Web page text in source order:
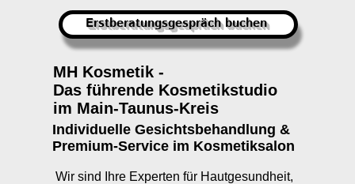
Erstberatungsgespräch buchen
MH Kosmetik -
Das führende Kosmetikstudio
im Main-Taunus-Kreis
Individuelle Gesichtsbehandlung &
Premium-Service im Kosmetiksalon
Wir sind Ihre Experten für Hautgesundheit,